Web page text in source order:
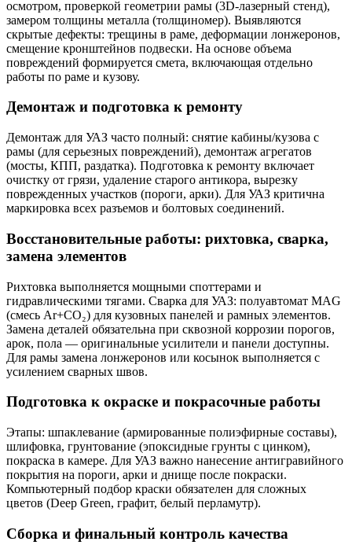
осмотром, проверкой геометрии рамы (3D-лазерный стенд),
замером толщины металла (толщиномер). Выявляются
скрытые дефекты: трещины в раме, деформации лонжеронов,
смещение кронштейнов подвески. На основе объема
повреждений формируется смета, включающая отдельно
работы по раме и кузову.
Демонтаж и подготовка к ремонту
Демонтаж для УАЗ часто полный: снятие кабины/кузова с
рамы (для серьезных повреждений), демонтаж агрегатов
(мосты, КПП, раздатка). Подготовка к ремонту включает
очистку от грязи, удаление старого антикора, вырезку
поврежденных участков (пороги, арки). Для УАЗ критична
маркировка всех разъемов и болтовых соединений.
Восстановительные работы: рихтовка, сварка,
замена элементов
Рихтовка выполняется мощными споттерами и
гидравлическими тягами. Сварка для УАЗ: полуавтомат MAG
(смесь Ar+CO₂) для кузовных панелей и рамных элементов.
Замена деталей обязательна при сквозной коррозии порогов,
арок, пола — оригинальные усилители и панели доступны.
Для рамы замена лонжеронов или косынок выполняется с
усилением сварных швов.
Подготовка к окраске и покрасочные работы
Этапы: шпаклевание (армированные полиэфирные составы),
шлифовка, грунтование (эпоксидные грунты с цинком),
покраска в камере. Для УАЗ важно нанесение антигравийного
покрытия на пороги, арки и днище после покраски.
Компьютерный подбор краски обязателен для сложных
цветов (Deep Green, графит, белый перламутр).
Сборка и финальный контроль качества